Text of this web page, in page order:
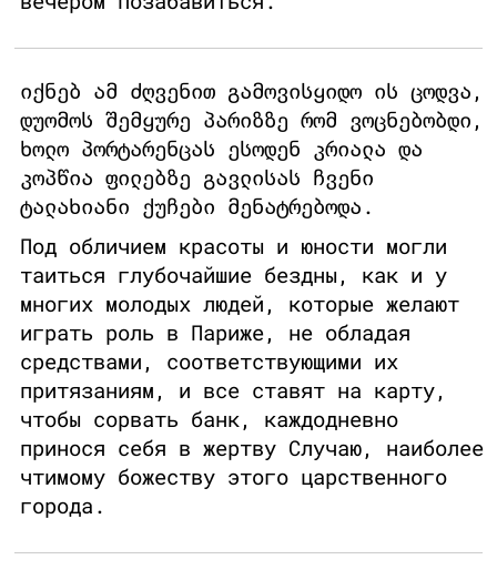
იქნებ ამ ძღვენით გამოვისყიდო ის ცოდვა,
დუომოს შემყურე პარიზზე რომ ვოცნებობდი,
ხოლო პორტარენცას ესოდენ კრიალა და
კოპწია ფილებზე გავლისას ჩვენი
ტალახიანი ქუჩები მენატრებოდა.
Под обличием красоты и юности могли
таиться глубочайшие бездны, как и у
многих молодых людей, которые желают
играть роль в Париже, не обладая
средствами, соответствующими их
притязаниям, и все ставят на карту,
чтобы сорвать банк, каждодневно
принося себя в жертву Случаю, наиболее
чтимому божеству этого царственного
города.